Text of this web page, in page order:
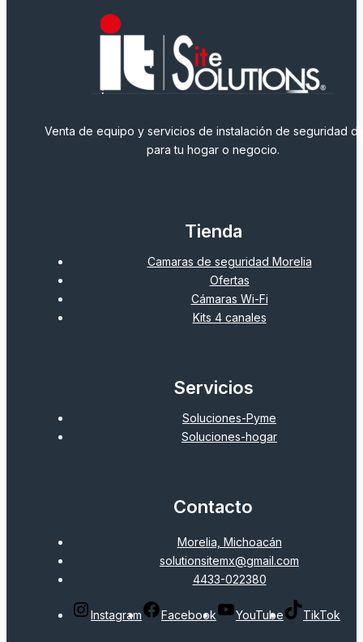
Venta de equipo y servicios de instalación de seguridad
para tu hogar o negocio.
Tienda
Camaras de seguridad Morelia
Ofertas
Cámaras Wi-Fi
Kits 4 canales
Servicios
Soluciones-Pyme
Soluciones-hogar
Contacto
Morelia, Michoacán
solutionsitemx@gmail.com
4433-022380
Instagram Facebook YouTube TikTok